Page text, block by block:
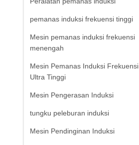
pemanas induksi frekuensi tinggi
Mesin pemanas induksi frekuensi
menengah
Mesin Pemanas Induksi Frekuensi
Ultra Tinggi
Mesin Pengerasan Induksi
tungku peleburan induksi
Mesin Pendinginan Induksi